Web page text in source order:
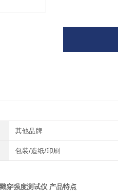
其他品牌
包装/造纸/印刷
穿强度测试仪 产品特点